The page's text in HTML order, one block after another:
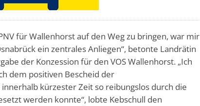
für Wallenhorst auf den Weg zu bringen, war mir
ein zentrales Anliegen“, betonte Landrätin
der Konzession für den VOS Wallenhorst. „Ich
dem positiven Bescheid der
kürzester Zeit so reibungslos durch die
werden konnte“, lobte Kebschull den